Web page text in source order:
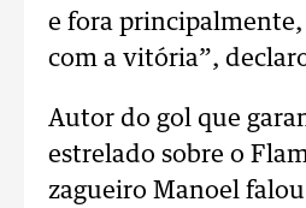
e fora
com a vitória”,
Autor do gol que
estrelado sobre o
zagueiro Manoel